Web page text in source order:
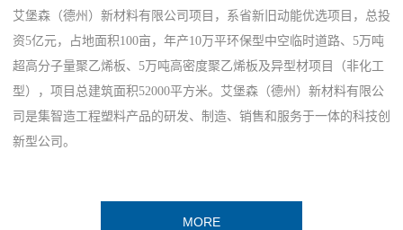
艾堡森（德州）新材料有限公司项目，系省新旧动能优选项目，总投
资5亿元，占地面积100亩，年产10万平环保型中空临时道路、5万吨
超高分子量聚乙烯板、5万吨高密度聚乙烯板及异型材项目（非化工
型），项目总建筑面积52000平方米。艾堡森（德州）新材料有限公
司是集智造工程塑料产品的研发、制造、销售和服务于一体的科技创
新型公司。
MORE